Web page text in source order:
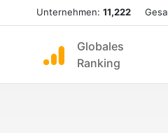
Unternehmen: 11,222
Globales
Ranking